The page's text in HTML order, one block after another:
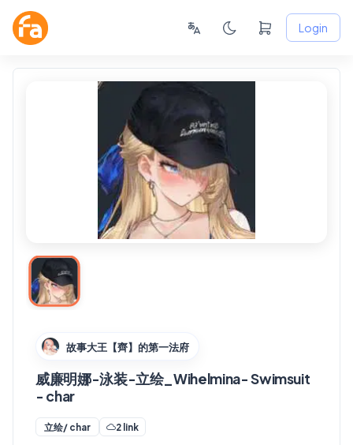
Login
故事大王【齊】的第一法府
威廉明娜-泳装-立绘_Wihelmina- Swimsuit
- char
立绘/ char 2 link